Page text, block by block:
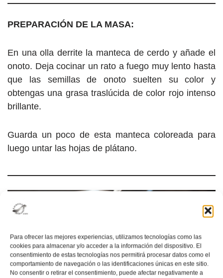
Para ofrecer las mejores experiencias, utilizamos tecnologías como las
cookies para almacenar y/o acceder a la información del dispositivo. El
consentimiento de estas tecnologías nos permitirá procesar datos como el
comportamiento de navegación o las identificaciones únicas en este sitio.
No consentir o retirar el consentimiento, puede afectar negativamente a
PREPARACIÓN DE LA MASA:
En una olla derrite la manteca de cerdo y añade el
onoto. Deja cocinar un rato a fuego muy lento hasta
que las semillas de onoto suelten su color y
obtengas una grasa traslúcida de color rojo intenso
brillante.
Guarda un poco de esta manteca coloreada para
luego untar las hojas de plátano.